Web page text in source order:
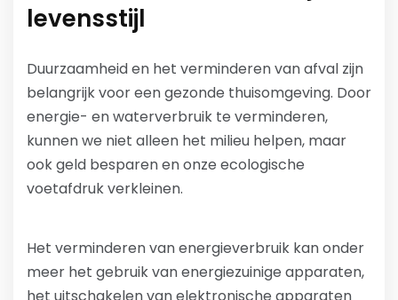
levensstijl
Duurzaamheid en het verminderen van afval zijn
belangrijk voor een gezonde thuisomgeving. Door
energie- en waterverbruik te verminderen,
kunnen we niet alleen het milieu helpen, maar
ook geld besparen en onze ecologische
voetafdruk verkleinen.
Het verminderen van energieverbruik kan onder
meer het gebruik van energiezuinige apparaten,
het uitschakelen van elektronische apparaten